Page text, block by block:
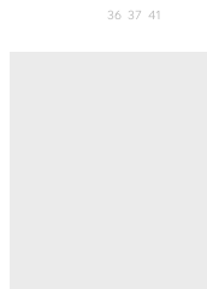
36 37 41